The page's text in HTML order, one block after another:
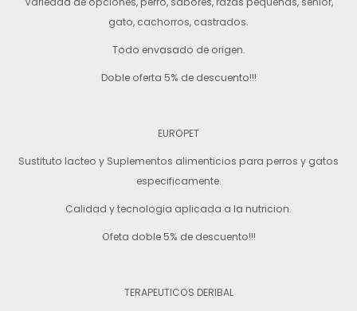
gato, cachorros, castrados.
Todo envasado de origen.
Doble oferta 5% de descuento!!!
EUROPET
Sustituto lacteo y Suplementos alimenticios para perros y gatos
especificamente.
Calidad y tecnologia aplicada a la nutricion.
Ofeta doble 5% de descuento!!!
TERAPEUTICOS DERIBAL